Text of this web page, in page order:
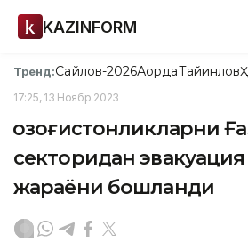
KAZINFORM
Тренд:Сайлов-2026АқордаТайинлов
17:25, 13 Ноябр 2023
Қозоғистонликларни
секторидан
жараёни бошланди